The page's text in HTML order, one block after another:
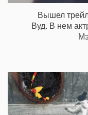
Вышел
Вуд. В нем